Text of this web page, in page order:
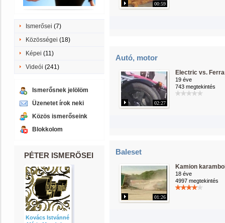
Ismerősei (7)
Közösségei (18)
Képei (11)
Videói (241)
Ismerősnek jelölöm
Üzenetet írok neki
Közös ismerőseink
Blokkolom
PÉTER ISMERŐSEI
Kovács Istvánné
00:59
Autó, motor
02:27
Electric vs.
19 éve
743 megtekintés
Baleset
01:26
Kamion
18 éve
4997 megtekintés